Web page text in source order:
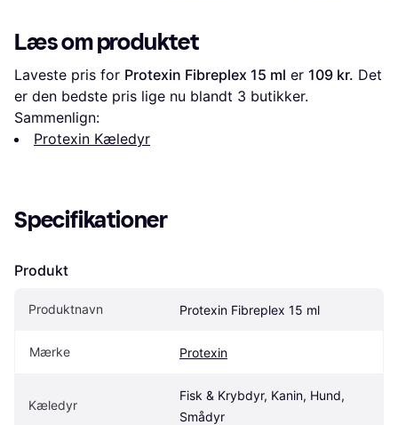
Læs om produktet
Laveste pris for Protexin Fibreplex 15 ml er 109 kr. Det
er den bedste pris lige nu blandt 3 butikker.
Sammenlign:
Protexin Kæledyr
Specifikationer
Produkt
Produktnavn Protexin Fibreplex 15 ml
Mærke Protexin
Kæledyr
Fisk & Krybdyr, Kanin, Hund,
Smådyr